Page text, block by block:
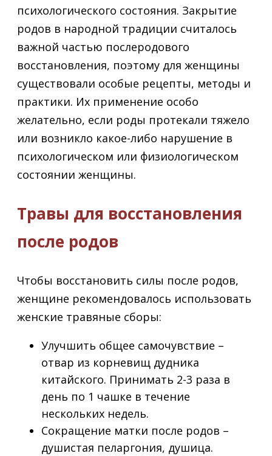
психологического состояния. Закрытие
родов в народной традиции считалось
важной частью послеродового
восстановления, поэтому для женщины
существовали особые рецепты, методы и
практики. Их применение особо
желательно, если роды протекали тяжело
или возникло какое-либо нарушение в
психологическом или физиологическом
состоянии женщины.
Травы для восстановления
после родов
Чтобы восстановить силы после родов,
женщине рекомендовалось использовать
женские травяные сборы:
Улучшить общее самочувствие –
отвар из корневищ дудника
китайского. Принимать 2-3 раза в
день по 1 чашке в течение
нескольких недель.
Сокращение матки после родов –
душистая пеларгония, душица.